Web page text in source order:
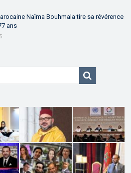
Naïma Bouhmala tire sa révérence
ans